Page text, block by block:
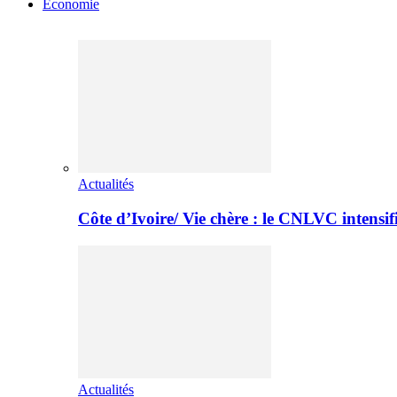
Economie
Actualités
Côte d’Ivoire/ Vie chère : le CNLVC
Actualités